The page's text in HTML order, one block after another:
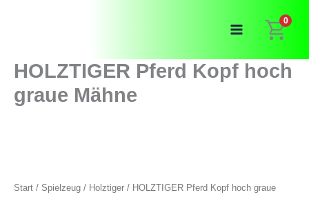
0
HOLZTIGER Pferd Kopf hoch
graue Mähne
Start / Spielzeug / Holztiger / HOLZTIGER Pferd Kopf hoch graue